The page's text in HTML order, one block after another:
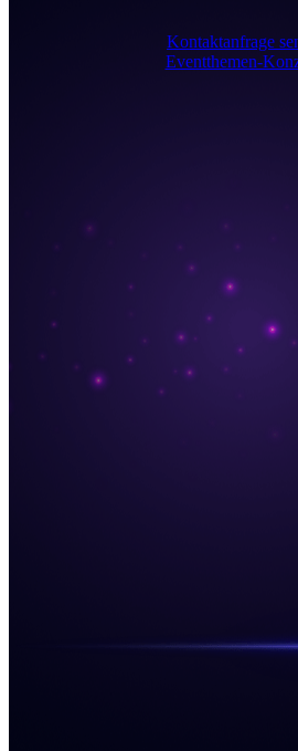
Kontaktanfrage
Eventthemen-